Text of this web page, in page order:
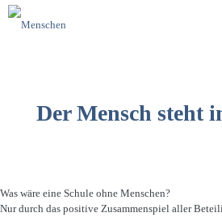
Der Mensch steht
Was wäre eine Schule ohne Menschen?
Nur durch das positive Zusammenspiel aller